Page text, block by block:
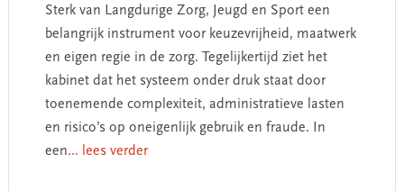
Sterk van Langdurige Zorg, Jeugd en Sport een
belangrijk instrument voor keuzevrijheid, maatwerk
en eigen regie in de zorg. Tegelijkertijd ziet het
kabinet dat het systeem onder druk staat door
toenemende complexiteit, administratieve lasten
en risico’s op oneigenlijk gebruik en fraude. In
een... lees verder